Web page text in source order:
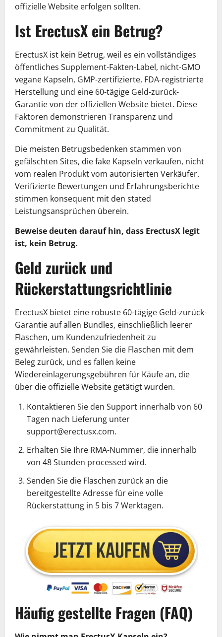
offizielle Website erfolgen sollten.
Ist ErectusX ein Betrug?
ErectusX ist kein Betrug, weil es ein vollständiges
öffentliches Supplement-Fakten-Label, nicht-GMO
vegane Kapseln, GMP-zertifizierte, FDA-registrierte
Herstellung und eine 60-tägige Geld-zurück-
Garantie von der offiziellen Website bietet. Diese
Faktoren demonstrieren Transparenz und
Commitment zu Qualität.
Die meisten Betrugsbedenken stammen von
gefälschten Sites, die fake Kapseln verkaufen, nicht
vom realen Produkt vom autorisierten Verkäufer.
Verifizierte Bewertungen und Erfahrungsberichte
stimmen konsequent mit den stated
Leistungsansprüchen überein.
Beweise deuten darauf hin, dass ErectusX legit
ist, kein Betrug.
Geld zurück und
Rückerstattungsrichtlinie
ErectusX bietet eine robuste 60-tägige Geld-zurück-
Garantie auf allen Bundles, einschließlich leerer
Flaschen, um Kundenzufriedenheit zu
gewährleisten. Senden Sie die Flaschen mit dem
Beleg zurück, und es fallen keine
Wiedereinlagerungsgebühren für Käufe an, die
über die offizielle Website getätigt wurden.
Kontaktieren Sie den Support innerhalb von 60
Tagen nach Lieferung unter
support@erectusx.com.
Erhalten Sie Ihre RMA-Nummer, die innerhalb
von 48 Stunden processed wird.
Senden Sie die Flaschen zurück an die
bereitgestellte Adresse für eine volle
Rückerstattung in 5 bis 7 Werktagen.
Häufig gestellte Fragen (FAQ)